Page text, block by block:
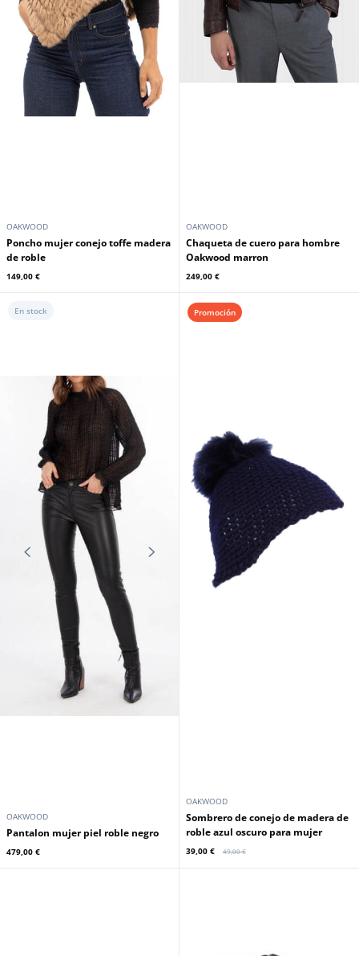
OAKWOOD
Poncho mujer conejo toffe madera
de roble
149,00 €
OAKWOOD
Chaqueta de cuero para hombre
Oakwood marron
249,00 €
OAKWOOD
Pantalon mujer piel roble negro
479,00 €
En stock
OAKWOOD
Sombrero de conejo de madera de
roble azul oscuro para mujer
39,00 € 49,00 €
Promoción